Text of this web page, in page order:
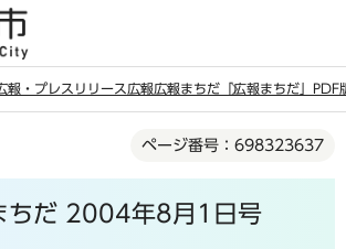
報・プレスリリース 広報広報まちだ 「広報まちだ」PDF
ページ番号：698323637
ちだ 2004年8月1日号